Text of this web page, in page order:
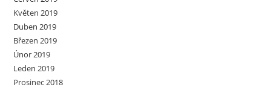
Květen 2019
Duben 2019
Březen 2019
Únor 2019
Leden 2019
Prosinec 2018